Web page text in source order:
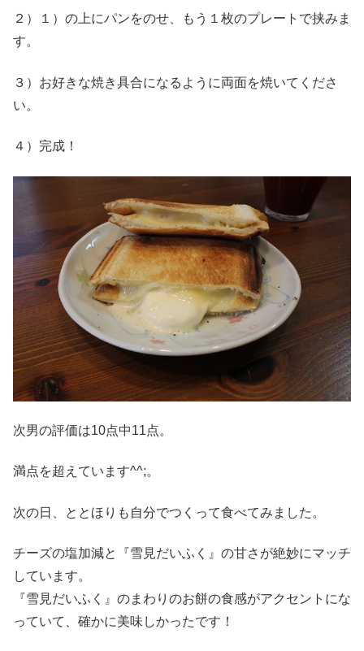
２）１）の上にパンをのせ、もう１枚のプレートで挟みま
す。
３）お好きな焼き具合になるように両面を焼いてくださ
い。
４）完成！
次男の評価は10点中11点。
満点を超えています^^;。
次の日、ととほりも自分でつくって食べてみました。
チーズの塩加減と『雪見だいふく』の甘さが絶妙にマッチ
しています。
『雪見だいふく』のまわりのお餅の食感がアクセントにな
っていて、確かに美味しかったです！